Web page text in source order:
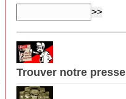
Trouver notre presse